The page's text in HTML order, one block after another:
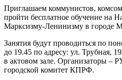
Приглашаем коммунистов,
пройти бесплатное обучение на
Марксизму-Ленинизму в городе
Занятия будут проводиться по
до 19.45 по адресу: ул. Трубная,
в актовом зале. Организаторы –
городской комитет КПРФ.